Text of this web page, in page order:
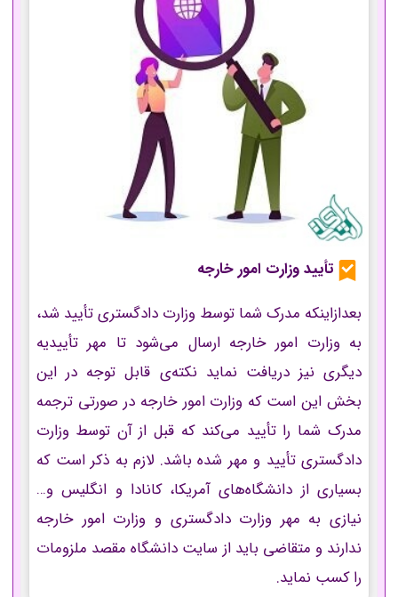
تأیید وزارت امور خارجه
بعدازاینکه مدرک شما توسط وزارت دادگستری تأیید شد،
به وزارت امور خارجه ارسال می‌شود تا مهر تأییدیه
دیگری نیز دریافت نماید نکته‌ی قابل توجه در این
بخش این است که وزارت امور خارجه در صورتی ترجمه
مدرک شما را تأیید می‌کند که قبل از آن توسط وزارت
دادگستری تأیید و مهر شده باشد. لازم به ذکر است که
بسیاری از دانشگاه‌های آمریکا، کانادا و انگلیس و…
نیازی به مهر وزارت دادگستری و وزارت امور خارجه
ندارند و متقاضی باید از سایت دانشگاه مقصد ملزومات
را کسب نماید.